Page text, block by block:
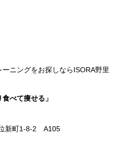
ニングをお探しならISORA野里
べて痩せる」
新町1-8-2 A105